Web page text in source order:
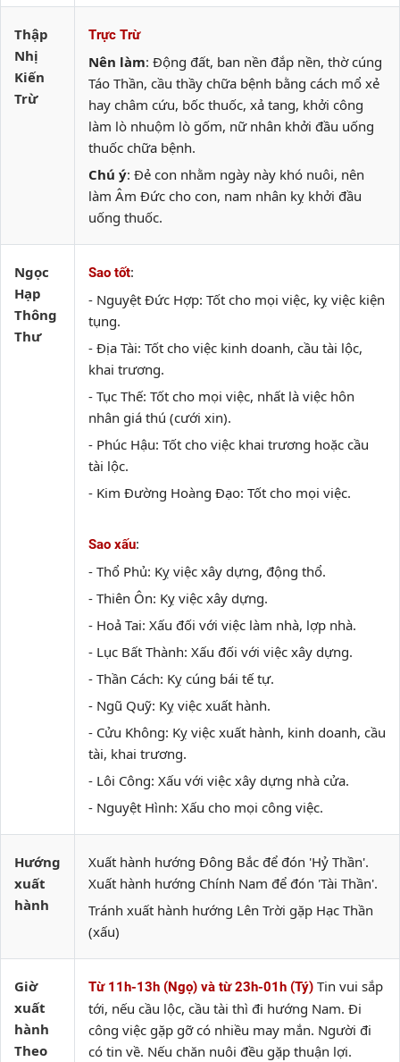
Thập
Nhị
Kiến
Trừ
Trực Trừ
Nên làm: Động đất, ban nền đắp nền, thờ cúng
Táo Thần, cầu thầy chữa bệnh bằng cách mổ xẻ
hay châm cứu, bốc thuốc, xả tang, khởi công
làm lò nhuộm lò gốm, nữ nhân khởi đầu uống
thuốc chữa bệnh.
Chú ý: Đẻ con nhằm ngày này khó nuôi, nên
làm Âm Đức cho con, nam nhân kỵ khởi đầu
uống thuốc.
Ngọc
Hạp
Thông
Thư
Sao tốt:
- Nguyệt Đức Hợp: Tốt cho mọi việc, kỵ việc kiện
tụng.
- Địa Tài: Tốt cho việc kinh doanh, cầu tài lộc,
khai trương.
- Tục Thế: Tốt cho mọi việc, nhất là việc hôn
nhân giá thú (cưới xin).
- Phúc Hậu: Tốt cho việc khai trương hoặc cầu
tài lộc.
- Kim Đường Hoàng Đạo: Tốt cho mọi việc.
Sao xấu:
- Thổ Phủ: Kỵ việc xây dựng, động thổ.
- Thiên Ôn: Kỵ việc xây dựng.
- Hoả Tai: Xấu đối với việc làm nhà, lợp nhà.
- Lục Bất Thành: Xấu đối với việc xây dựng.
- Thần Cách: Kỵ cúng bái tế tự.
- Ngũ Quỹ: Kỵ việc xuất hành.
- Cửu Không: Kỵ việc xuất hành, kinh doanh, cầu
tài, khai trương.
- Lôi Công: Xấu với việc xây dựng nhà cửa.
- Nguyệt Hình: Xấu cho mọi công việc.
Hướng
xuất
hành
Xuất hành hướng Đông Bắc để đón 'Hỷ Thần'.
Xuất hành hướng Chính Nam để đón 'Tài Thần'.
Tránh xuất hành hướng Lên Trời gặp Hạc Thần
(xấu)
Giờ
xuất
hành
Theo
Từ 11h-13h (Ngọ) và từ 23h-01h (Tý) Tin vui sắp
tới, nếu cầu lộc, cầu tài thì đi hướng Nam. Đi
công việc gặp gỡ có nhiều may mắn. Người đi
có tin về. Nếu chăn nuôi đều gặp thuận lợi.